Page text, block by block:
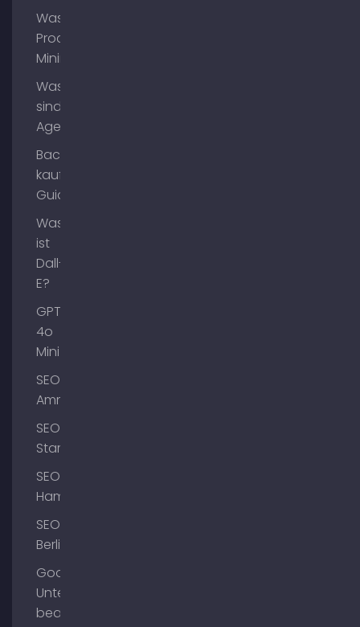
Was ist
Process
Mining?
Was
sind AI
Agents?
Backlinks
kaufen
Guide
Was
ist
Dall-
E?
GPT-
4o
Mini
SEO
Ammersee
SEO
Starnberg
SEO
Hamburg
SEO
Berlin
Google
Unternehmensprofil
bearbeiten